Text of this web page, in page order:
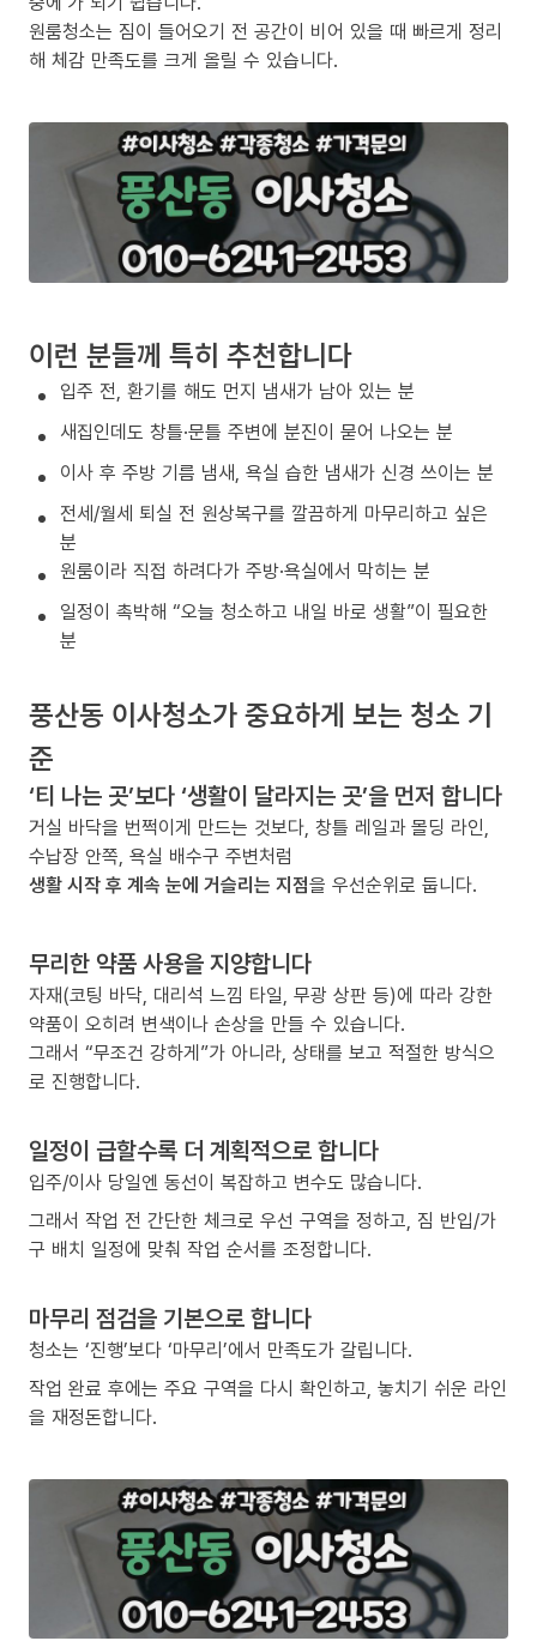
원룸청소는 짐이 들어오기 전 공간이 비어 있을 때 빠르게 정리
해 체감 만족도를 크게 올릴 수 있습니다.
이런 분들께 특히 추천합니다
입주 전, 환기를 해도 먼지 냄새가 남아 있는 분
새집인데도 창틀·문틀 주변에 분진이 묻어 나오는 분
이사 후 주방 기름 냄새, 욕실 습한 냄새가 신경 쓰이는 분
전세/월세 퇴실 전 원상복구를 깔끔하게 마무리하고 싶은
분
원룸이라 직접 하려다가 주방·욕실에서 막히는 분
일정이 촉박해 “오늘 청소하고 내일 바로 생활”이 필요한
분
풍산동 이사청소가 중요하게 보는 청소 기
준
‘티 나는 곳’보다 ‘생활이 달라지는 곳’을 먼저 합니다
거실 바닥을 번쩍이게 만드는 것보다, 창틀 레일과 몰딩 라인,
수납장 안쪽, 욕실 배수구 주변처럼
생활 시작 후 계속 눈에 거슬리는 지점을 우선순위로 둡니다.
무리한 약품 사용을 지양합니다
자재(코팅 바닥, 대리석 느낌 타일, 무광 상판 등)에 따라 강한
약품이 오히려 변색이나 손상을 만들 수 있습니다.
그래서 “무조건 강하게”가 아니라, 상태를 보고 적절한 방식으
로 진행합니다.
일정이 급할수록 더 계획적으로 합니다
입주/이사 당일엔 동선이 복잡하고 변수도 많습니다.
그래서 작업 전 간단한 체크로 우선 구역을 정하고, 짐 반입/가
구 배치 일정에 맞춰 작업 순서를 조정합니다.
마무리 점검을 기본으로 합니다
청소는 ‘진행’보다 ‘마무리’에서 만족도가 갈립니다.
작업 완료 후에는 주요 구역을 다시 확인하고, 놓치기 쉬운 라인
을 재정돈합니다.